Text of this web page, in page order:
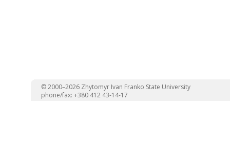
© 2000–2026 Zhytomyr Ivan Franko State University
phone/fax: +380 412 43-14-17